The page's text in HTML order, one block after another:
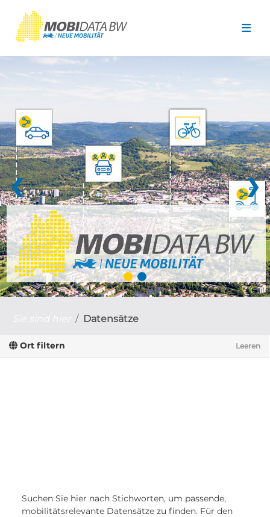
❮ ❯
Datensätze
Ort filtern Leeren
Suchen Sie hier nach Stichworten, um passende,
mobilitätsrelevante Datensätze zu finden. Für den